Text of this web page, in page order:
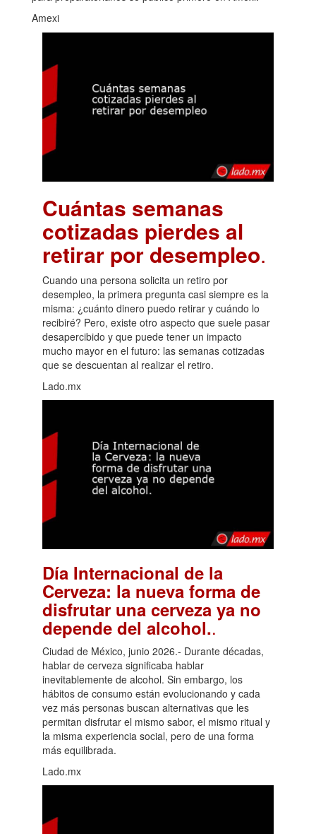
Amexi
Cuántas semanas
cotizadas pierdes al
retirar por desempleo.
Cuando una persona solicita un retiro por
desempleo, la primera pregunta casi siempre es la
misma: ¿cuánto dinero puedo retirar y cuándo lo
recibiré? Pero, existe otro aspecto que suele pasar
desapercibido y que puede tener un impacto
mucho mayor en el futuro: las semanas cotizadas
que se descuentan al realizar el retiro.
Lado.mx
Día Internacional de la
Cerveza: la nueva forma de
disfrutar una cerveza ya no
depende del alcohol..
Ciudad de México, junio 2026.- Durante décadas,
hablar de cerveza significaba hablar
inevitablemente de alcohol. Sin embargo, los
hábitos de consumo están evolucionando y cada
vez más personas buscan alternativas que les
permitan disfrutar el mismo sabor, el mismo ritual y
la misma experiencia social, pero de una forma
más equilibrada.
Lado.mx